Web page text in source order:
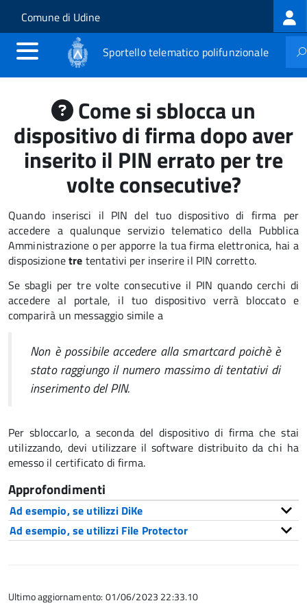
Salta al contenuto principale
Skip to site navigation
Comune di Udine
Sportello telematico polifunzionale
Come si sblocca un
dispositivo di firma dopo aver
inserito il PIN errato per tre
volte consecutive?
Quando inserisci il PIN del tuo dispositivo di firma per
accedere a qualunque servizio telematico della Pubblica
Amministrazione o per apporre la tua firma elettronica, hai a
disposizionetre tentativi per inserire il PIN corretto.
Se sbagli per tre volte consecutive il PIN quando cerchi di
accedere al portale, il tuo dispositivo verrà bloccato e
comparirà un messaggio simile a
Non è possibile accedere alla smartcard poichè è
stato raggiungo il numero massimo di tentativi di
inserimento del PIN.
Per sbloccarlo, a seconda del dispositivo di firma che stai
utilizzando, devi utilizzare il software distribuito da chi ha
emesso il certificato di firma.
Approfondimenti
Ad esempio, se utilizzi DiKe
Ad esempio, se utilizzi File Protector
Ultimo aggiornamento: 01/06/2023 22:33.10